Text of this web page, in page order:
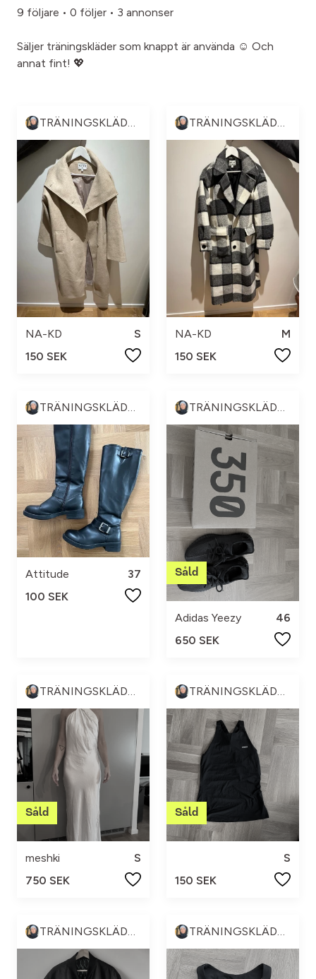
9 följare • 0 följer • 3 annonser
Säljer träningskläder som knappt är använda ☺️ Och
annat fint! 💖
TRÄNINGSKLÄDER & ANNAT 💪🏼😍
NA-KD
S
150 SEK
TRÄNINGSKLÄDER & ANNAT 💪🏼😍
NA-KD
M
150 SEK
Attitude
37
100 SEK
Adidas Yeezy
46
650 SEK
TRÄNINGSKLÄDER & ANNAT 💪🏼😍
meshki
S
750 SEK
TRÄNINGSKLÄDER & ANNAT 💪🏼😍
S
150 SEK
TRÄNINGSKLÄDER & ANNAT 💪🏼😍 TRÄNINGSKLÄDER & ANNAT 💪🏼😍